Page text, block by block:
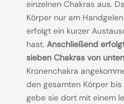
einzelnen Chakras aus.
Körper nur am
erfolgt ein kurzer
hast. Anschließend
sieben Chakras von
Kronenchakra
den gesamten Körper
gebe sie dort mit einem